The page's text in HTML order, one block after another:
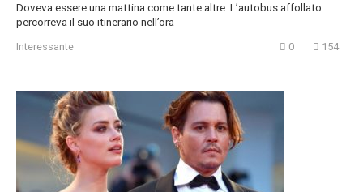
Doveva essere una mattina come tante altre. L’autobus affollato
percorreva il suo itinerario nell’ora
Interessante 0 154